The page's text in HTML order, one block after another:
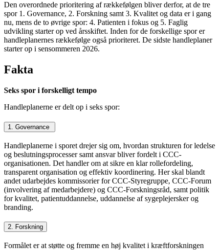
Den overordnede prioritering af rækkefølgen bliver derfor, at de tre
spor 1. Governance, 2. Forskning samt 3. Kvalitet og data er i gang
nu, mens de to øvrige spor: 4. Patienten i fokus og 5. Faglig
udvikling starter op ved årsskiftet. Inden for de forskellige spor er
handleplanernes rækkefølge også prioriteret. De sidste handleplaner
starter op i sensommeren 2026.
Fakta
Seks spor i forskelligt tempo
Handleplanerne er delt op i seks spor:
1. Governance
Handleplanerne i sporet drejer sig om, hvordan strukturen for ledelse
og beslutningsprocesser samt ansvar bliver fordelt i CCC-
organisationen. Det handler om at sikre en klar rollefordeling,
transparent organisation og effektiv koordinering. Her skal blandt
andet udarbejdes kommissorier for CCC-Styregruppe, CCC-Forum
(involvering af medarbejdere) og CCC-Forskningsråd, samt politik
for kvalitet, patientuddannelse, uddannelse af sygeplejersker og
branding.
2. Forskning
Formålet er at støtte og fremme en høj kvalitet i kræftforskningen